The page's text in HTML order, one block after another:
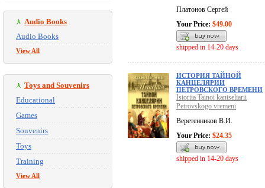
Audio Books
Audio Books
View All
Toys and Souvenirs
Educational
Games
Souvenirs
Toys
Training
View All
Платонов Сергей
Your Price: $49.00
shipped in 14-20 days
ИСТОРИЯ ТАЙНОЙ
КАНЦЕЛЯРИИ
ПЕТРОВСКОГО ВРЕМЕНИ
Istoriia Tainoi kantseliarii
Petrovskogo vremeni
Веретенников В.И.
Your Price: $24.35
shipped in 14-20 days